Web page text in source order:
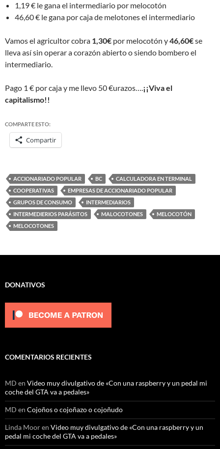
1,19 € le gana el intermediario por melocotón
46,60 € le gana por caja de melotones el intermediario
Vamos el agricultor cobra 1,30€ por melocotón y46,60€se
lleva así sin operar a corazón abierto o siendo bombero el
intermediario.
Pago 1 € por caja y me llevo 50 €urazos….¡¡Viva el
capitalismo!!
COMPARTE ESTO:
Compartir
ACCIONARIADO POPULAR BC
CALCULADORA EN TERMINAL
COOPERATIVAS
EMPRESAS DE ACCIONARIADO POPULAR
GRUPOS DE CONSUMO
INTERMEDIARIOS
INTERMEDIERIOS PARÁSITOS
MALOCOTONES
MELOCOTÓN
MELOCOTONES
DONATIVOS
COMENTARIOS RECIENTES
MD en Video muy divulgativo de «Con una raspberry y un pedal mi
coche del GTA va a pedales»
MD en Cojoños o cojoñazo o cojoñudo
Linda Mooren Video muy divulgativo de «Con una raspberry y un
pedal mi coche del GTA va a pedales»